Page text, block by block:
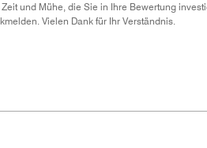
und Mühe, die Sie in Ihre Bewertung
Vielen Dank für Ihr Verständnis.